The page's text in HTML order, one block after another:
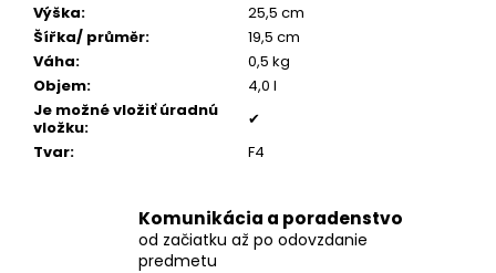
Výška:
25,5 cm
Šířka/ průměr:
19,5 cm
Váha:
0,5 kg
Objem:
4,0 l
Je možné vložiť úradnú
vložku:
✔
Tvar: F4
Komunikácia a poradenstvo
od začiatku až po odovzdanie
predmetu
POZLÁTENÝ
PRSTEŇ
ZELENÝ
ACHÁT
€160